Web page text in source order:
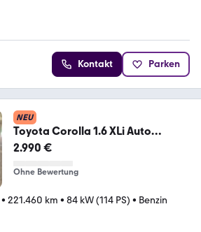
Kontakt Parken
NEU
Toyota Corolla 1.6 XLi Auto
Servolenkung XL
2.990 €
Ohne Bewertung
• 221.460 km • 84 kW (114 PS) • Benzin